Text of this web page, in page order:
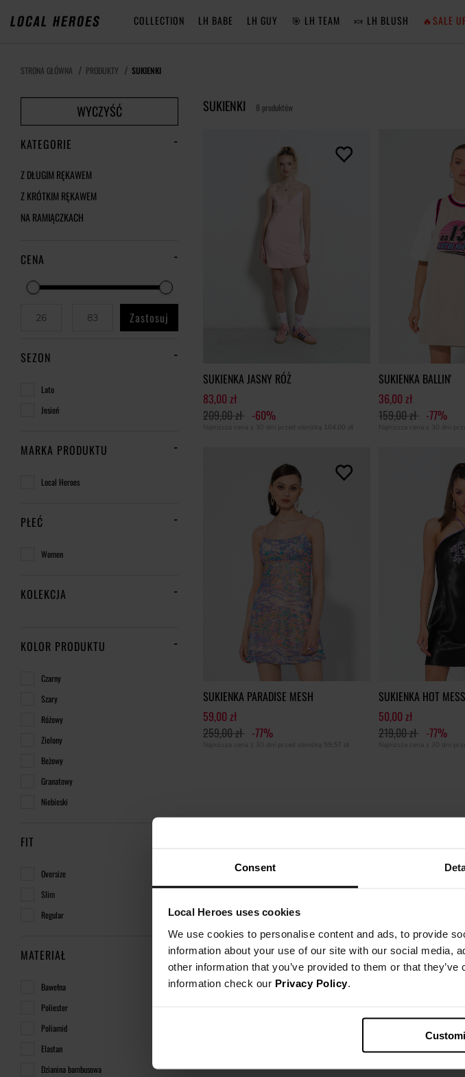
Consent
Local Heroes uses cookies
We use cookies to personalise content and ads, to provide
information about your use of our site with our social media,
other information that you’ve provided to them or that
information check our Privacy Policy.
COLLECTION LH BABE LH GUY 🎯 LH TEAM 🍬 LH BLUSH 🔥SALE
STRONA GŁÓWNA PRODUKTY SUKIENKI
WYCZYŚĆ
KATEGORIE
Z DŁUGIM RĘKAWEM
Z KRÓTKIM RĘKAWEM
NA RAMIĄCZKACH
CENA
Zastosuj
SEZON
Lato
Jesień
MARKA PRODUKTU
Local Heroes
PŁEĆ
Women
KOLEKCJA
KOLOR PRODUKTU
Czarny
Szary
Różowy
Zielony
Beżowy
Granatowy
Niebieski
FIT
Oversize
Slim
Regular
MATERIAŁ
Bawełna
Poliester
Poliamid
Elastan
Dzianina bambusowa
SUKIENKI 8 produktów
SUKIENKA JASNY RÓŻ
83,00 zł
209,00 zł -60%
Najniższa cena z 30 dni przed obniżką 104,00 zł
SUKIENKA BALLIN'
36,00 zł
159,00 zł -77%
Najniższa cena z 30 dni
SUKIENKA PARADISE MESH
59,00 zł
259,00 zł -77%
Najniższa cena z 30 dni przed obniżką 59,57 zł
SUKIENKA HOT MESS
50,00 zł
219,00 zł -77%
Najniższa cena z 30 dni